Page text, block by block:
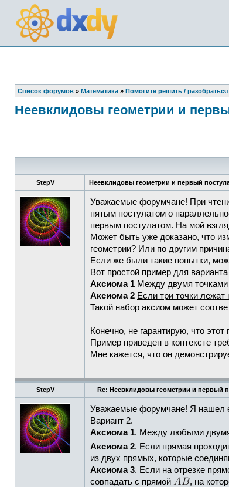
Список форумов » Математика » Помогите решить /
Неевклидовы геометрии и
StepV Неевклидовы геометрии и первый
Уважаемые форумчане! При
пятым постулатом о
первым постулатом. На мой
Может быть уже доказано, что
геометрии? Или по другим
Если же были такие попытки,
Вот простой пример для
Аксиома 1 Между двумя точками
Аксиома 2 Если три точки лежат
Такой набор аксиом может
Конечно, не гарантирую, что
Пример приведен в контексте
Мне кажется, что он
StepV Re: Неевклидовы геометрии и первый
Уважаемые форумчане! Я нашел
Вариант 2.
Аксиома 1. Между любыми двумя
Аксиома 2. Если прямая
из двух прямых, которые
Аксиома 3. Если на отрезке
совпадать с прямой
, на